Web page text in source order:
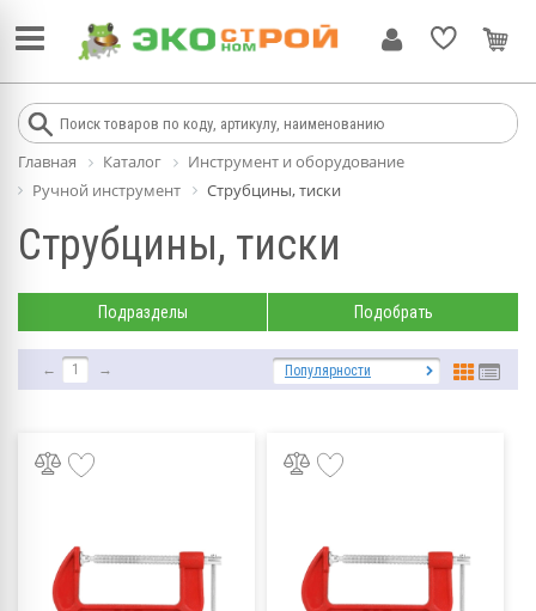
Главная Каталог
Инструмент и оборудование
Ручной инструмент
Струбцины, тиски
Струбцины, тиски
Подразделы Подобрать
← 1 → Популярности